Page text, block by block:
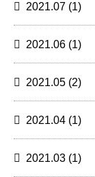
2021.07 (1)
2021.06 (1)
2021.05 (2)
2021.04 (1)
2021.03 (1)